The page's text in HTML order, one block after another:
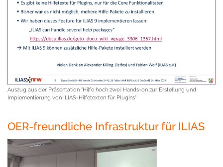
Auszug aus der Präsentation "Hilfe hoch zwei: Hands-on zur Erstellung und
Implementierung von ILIAS-Hilfetexten für Plugins"
OER-freundliche Infrastruktur für ILIAS